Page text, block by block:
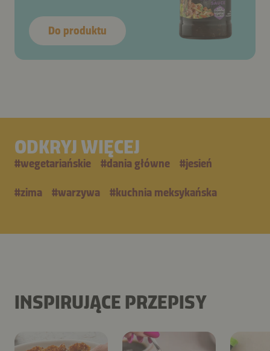
Do produktu
ODKRYJ WIĘCEJ
#wegetariańskie #dania główne #jesień
#zima #warzywa #kuchnia meksykańska
INSPIRUJĄCE PRZEPISY